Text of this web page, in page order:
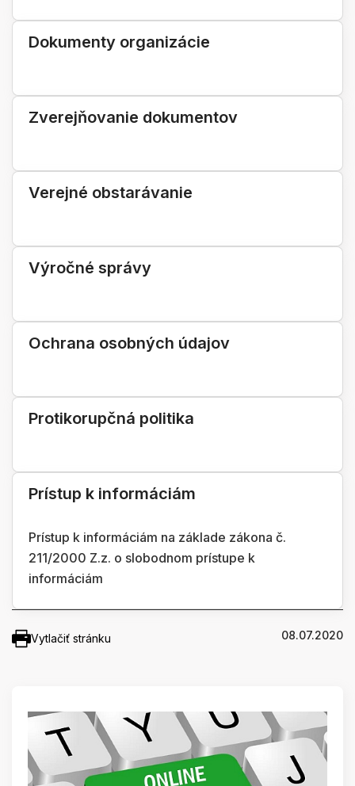
Dokumenty organizácie
Zverejňovanie dokumentov
Verejné obstarávanie
Výročné správy
Ochrana osobných údajov
Protikorupčná politika
Prístup k informáciám
Prístup k informáciám na základe zákona č.
211/2000 Z.z. o slobodnom prístupe k
informáciám
Vytlačiť stránku 08.07.2020